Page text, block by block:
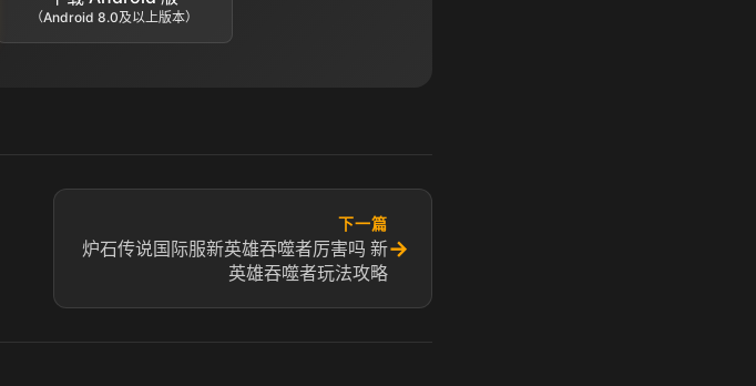
（Android 8.0及以上版本）
下一篇
炉石传说国际服新英雄吞噬者厉害吗 新
英雄吞噬者玩法攻略
→